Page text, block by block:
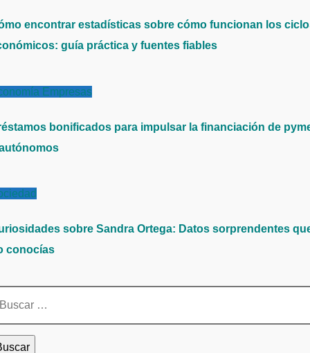
encontrar estadísticas sobre cómo funcionan los
guía práctica y fuentes fiables
Empresas
bonificados para impulsar la financiación de
sobre Sandra Ortega: Datos sorprendentes
conocías